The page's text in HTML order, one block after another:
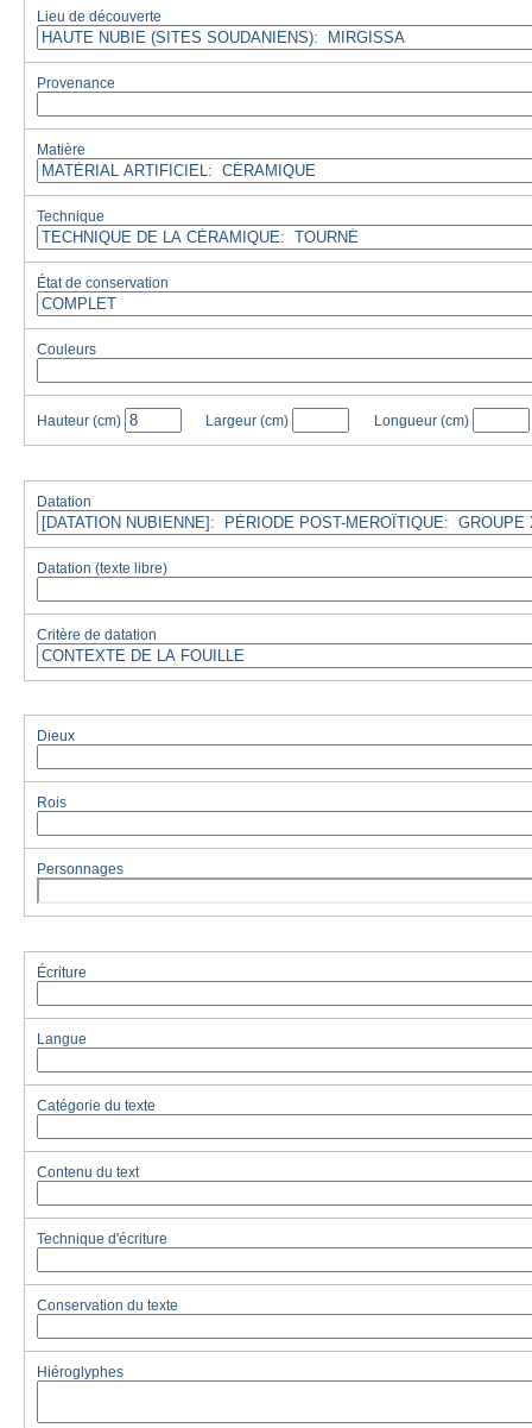
Lieu de découverte
Provenance
Matière
Technique
État de conservation
Couleurs
Hauteur (cm) Largeur (cm) Longueur(cm)
Datation
Datation (texte libre)
Critère de datation
Dieux
Rois
Personnages
Écriture
Langue
Catégorie du texte
Contenu du text
Technique d'écriture
Conservation du texte
Hiéroglyphes